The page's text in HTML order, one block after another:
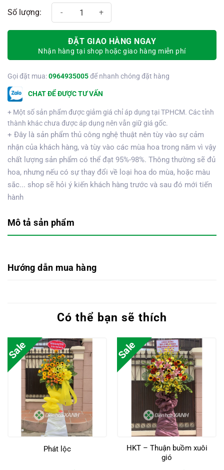
Kệ hoa khai trương 568 số lượng
ĐẶT GIAO HÀNG NGAY
Nhận hàng tại shop hoặc giao hàng miễn phí
Gọi đặt mua:0964935005để nhanh chóng đặt hàng
CHAT ĐỂ ĐƯỢC TƯ VẤN
+ Một số sản phẩm được giảm giá chỉ áp dụng tại TPHCM. Các tỉnh
thành khác chưa được áp dụng nên vẫn giữ giá gốc.
+ Đây là sản phẩm thủ công nghệ thuật nên tùy vào sự cảm
nhận của khách hàng, và tùy vào các mùa hoa trong năm vì vậy
chất lượng sản phẩm có thể đạt 95%-98%. Thông thường sẽ đủ
hoa, nhưng nếu có sự thay đổi về loại hoa do mùa, hoặc màu
sắc... shop sẽ hỏi ý kiến khách hàng trước và sau đó mới tiến
hành
Mô tả sản phẩm
Hướng dẫn mua hàng
Có thể bạn sẽ thích
Sale
Phát lộc
Sale
HKT – Thuận buồm xuôi
gió